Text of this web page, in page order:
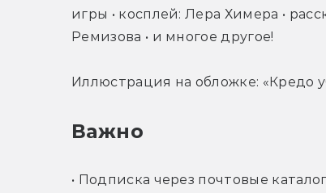
игры • косплей: Лера Химера •
Ремизова • и многое другое!
Иллюстрация на обложке: «Кредо
Важно
• Подписка через почтовые